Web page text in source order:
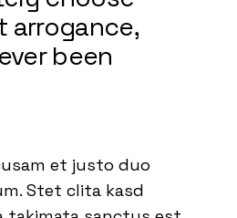
arrogance,
been
et justo duo
Stet clita kasd